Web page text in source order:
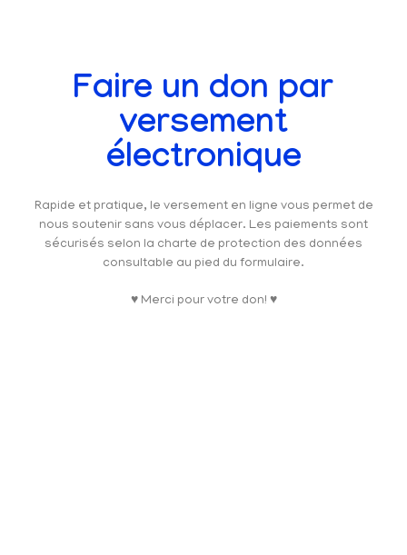
Faire un don par
versement
électronique
Rapide et pratique, le versement en ligne vous permet de
nous soutenir sans vous déplacer. Les paiements sont
sécurisés selon la charte de protection des données
consultable au pied du formulaire.
♥ Merci pour votre don! ♥